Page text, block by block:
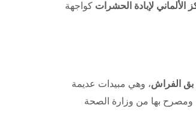
الألماني لإبادة الحشرات كواجهة
بق الفراش، وهي مبيدات عديمة
ومصرح بها من وزارة الصحة